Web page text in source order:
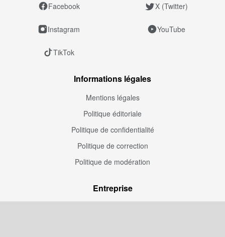
Facebook X (Twitter)
Instagram YouTube
TikTok
Informations légales
Mentions légales
Politique éditoriale
Politique de confidentialité
Politique de correction
Politique de modération
Entreprise